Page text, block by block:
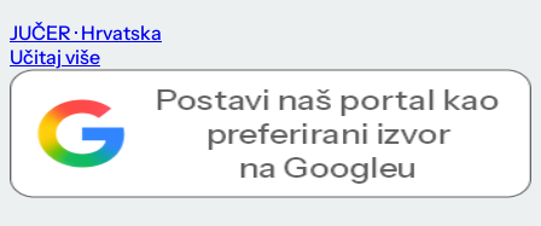
JUČER · Hrvatska
Učitaj više